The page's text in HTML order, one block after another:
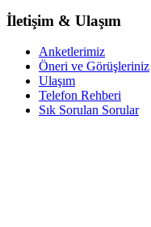
İletişim & Ulaşım
Anketlerimiz
Öneri ve Görüşleriniz
Ulaşım
Telefon Rehberi
Sık Sorulan Sorular